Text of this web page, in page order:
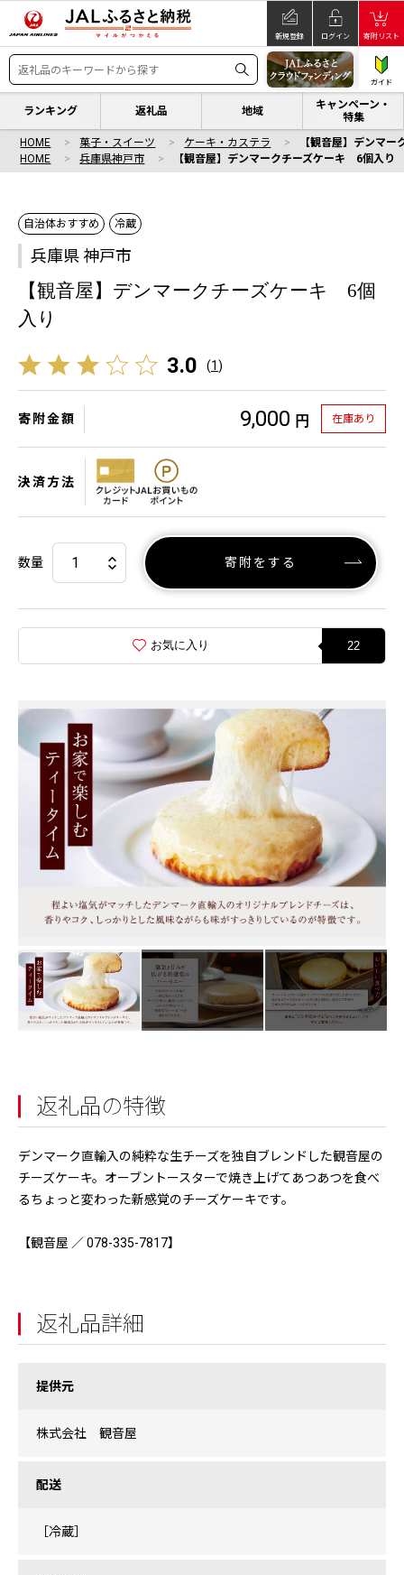
新規登録 ログイン 寄附リスト
ガイド
ランキング 返礼品 地域
キャンペーン・
特集
HOME 菓子・スイーツ ケーキ・カステラ
【観音屋】デンマ
HOME
兵庫県神戸市 【観音屋】デンマークチーズケーキ 6個入り
自治体おすすめ 冷蔵
兵庫県 神戸市
【観音屋】デンマークチーズケーキ 6個
入り
3.0 (1)
寄附金額 9,000 円 在庫あり
決済方法
数量 寄附をする
お気に入り 22
返礼品の特徴
デンマーク直輸入の純粋な生チーズを独自ブレンドした観音屋の
チーズケーキ。オーブントースターで焼き上げてあつあつを食べ
るちょっと変わった新感覚のチーズケーキです。
【観音屋 ／ 078-335-7817】
返礼品詳細
提供元
株式会社 観音屋
配送
［冷蔵］